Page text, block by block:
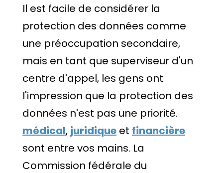
Il est facile de considérer la
protection des données comme
une préoccupation secondaire,
mais en tant que superviseur d'un
centre d'appel, les gens ont
l'impression que la protection des
données n'est pas une priorité.
médical, juridique et financière
sont entre vos mains. La
Commission fédérale du